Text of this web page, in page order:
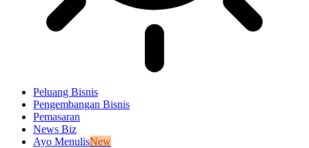
Peluang Bisnis
Pengembangan Bisnis
Pemasaran
News Biz
Ayo MenulisNew